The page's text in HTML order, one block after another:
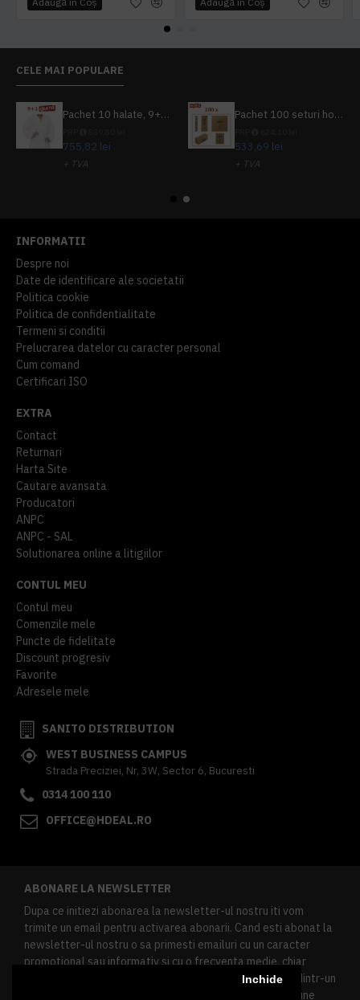
Inchide
CELE MAI POPULARE
Pachet 10 halate, 9+1 gratuit
755,82 lei
+ TVA
Pachet 100 seturi hoteliere, set dentar, set barbierit, casca de dus, pila unghii, set cusut
533,69 lei
+ TVA
INFORMATII
Despre noi
Date de identificare ale societatii
Politica cookie
Politica de confidentialitate
Termeni si conditii
Prelucrarea datelor cu caracter personal
Cum comand
Certificari ISO
EXTRA
Contact
Returnari
Harta Site
Cautare avansata
Producatori
ANPC
ANPC - SAL
Solutionarea online a litigiilor
CONTUL MEU
Contul meu
Comenzile mele
Puncte de fidelitate
Discount progresiv
Favorite
Adresele mele
SANITO DISTRIBUTION
WEST BUSINESS CAMPUS
Strada Preciziei, Nr, 3W, Sector 6, Bucuresti
0314 100 110
OFFICE@HDEAL.RO
ABONARE LA NEWSLETTER
Dupa ce initiezi abonarea la newsletter-ul nostru iti vom
trimite un email pentru activarea abonarii. Cand esti abonat la
newsletter-ul nostru o sa primesti emailuri cu un caracter
promotional sau informativ si cu o frecventa medie, chiar
redusa. Daca doresti sa te dezabonezi poti urma linkul dintr-un
newsletter primit, daca esti client inregistrat ai o sectiune